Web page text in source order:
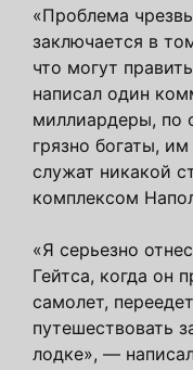
«Проблема
заключается в
что могут
написал один
миллиардеры, по
грязно богаты,
служат никакой
комплексом
«Я серьезно
Гейтса, когда он
самолет,
путешествовать
лодке», —